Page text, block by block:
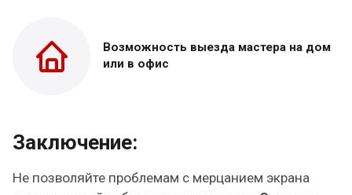
Возможность выезда мастера на дом
или в офис
Заключение:
Не позволяйте проблемам с мерцанием экрана